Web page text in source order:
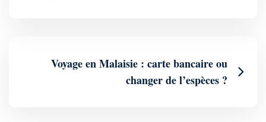
Voyage en Malaisie : carte bancaire ou
changer de l’espèces ?